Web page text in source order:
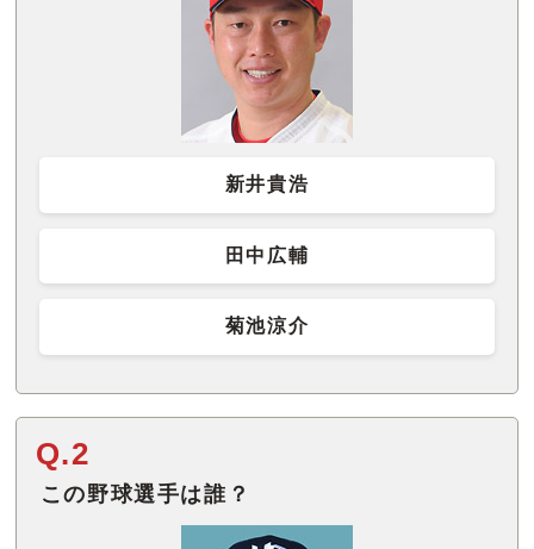
新井貴浩
田中広輔
菊池涼介
Q.2
この野球選手は誰？